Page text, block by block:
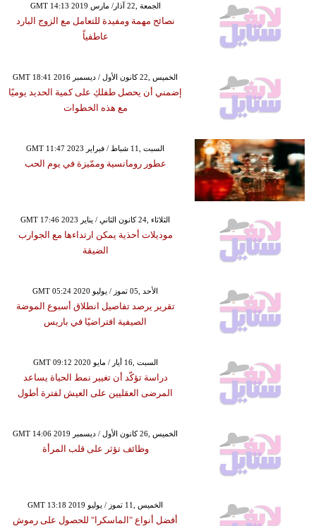
GMT 14:13 2019 الجمعة ,22 آذار/ مارس
نصائح مهمة ومفيدة للتعامل مع الزوج البارد
عاطفياً
GMT 18:41 2016 الخميس ,22 كانون الأول / ديسمبر
إضمني أن يحصل طفلكِ على كمية الحديد يوميًا
مع هذه الخطوات
GMT 11:47 2023 السبت ,11 شباط / فبراير
عطور رومانسية وممّيزة في يوم الحب
GMT 17:46 2023 الثلاثاء ,24 كانون الثاني / يناير
موديلات أحذية يمكن ارتداءها مع الجوارب
الضيقة
GMT 05:24 2020 الأحد ,05 تموز / يوليو
تقرير يرصد تفاصيل انطلاق أسبوع الموضة
الصيفية افتراضيًا في باريس
GMT 09:12 2020 السبت ,16 أيار / مايو
دراسة تؤكّد أن تغيير نمط الحياة يساعد
المرضى العقليين على العيش لفترة أطول
GMT 14:06 2019 الخميس ,26 كانون الأول / ديسمبر
وظائف تؤثر على قلب المرأة
GMT 13:18 2019 الخميس ,11 تموز / يوليو
أفضل أنواع "الماسكرا" للحصول على رموش